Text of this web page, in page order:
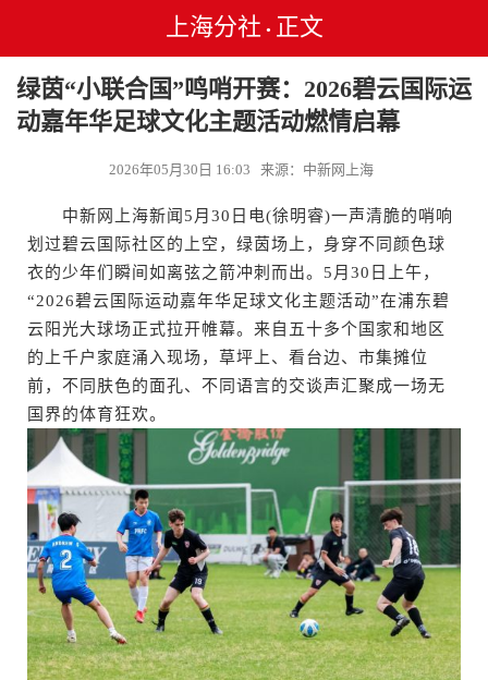
上海分社 • 正文
绿茵“小联合国”鸣哨开赛：2026碧云国际运
动嘉年华足球文化主题活动燃情启幕
2026年05月30日 16:03 来源：中新网上海
中新网上海新闻5月30日电(徐明睿)一声清脆的哨响
划过碧云国际社区的上空，绿茵场上，身穿不同颜色球
衣的少年们瞬间如离弦之箭冲刺而出。5月30日上午，
“2026碧云国际运动嘉年华足球文化主题活动”在浦东碧
云阳光大球场正式拉开帷幕。来自五十多个国家和地区
的上千户家庭涌入现场，草坪上、看台边、市集摊位
前，不同肤色的面孔、不同语言的交谈声汇聚成一场无
国界的体育狂欢。